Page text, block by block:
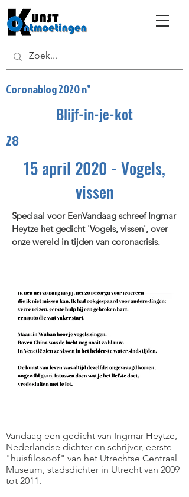
Coronablog 2020 n°
Blijf-in-je-kot
28
15 april 2020 - Vogels,
vissen
Speciaal voor EenVandaag schreef Ingmar
Heytze het gedicht 'Vogels, vissen', over
onze wereld in tijden van coronacrisis.
Vandaag een gedicht van Ingmar Heytze,
Nederlandse dichter en schrijver, eerste
"huisfilosoof" van het Utrechtse Centraal
Museum, stadsdichter in Utrecht van 2009
tot 2011.